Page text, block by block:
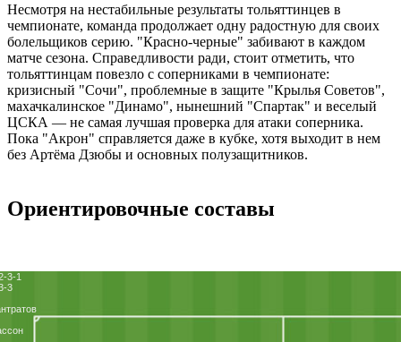
Несмотря на нестабильные результаты тольяттинцев в
чемпионате, команда продолжает одну радостную для своих
болельщиков серию. "Красно-черные" забивают в каждом
матче сезона. Справедливости ради, стоит отметить, что
тольяттинцам повезло с соперниками в чемпионате:
кризисный "Сочи", проблемные в защите "Крылья Советов",
махачкалинское "Динамо", нынешний "Спартак" и веселый
ЦСКА — не самая лучшая проверка для атаки соперника.
Пока "Акрон" справляется даже в кубке, хотя выходит в нем
без Артёма Дзюбы и основных полузащитников.
Ориентировочные составы
3-1
3